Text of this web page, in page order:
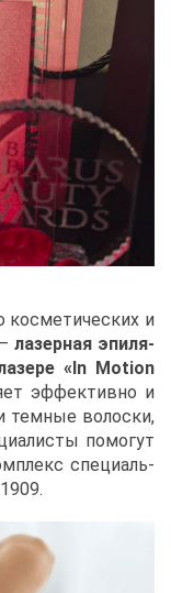
кос­ме­ти­че­ских и
—ла­зер­ная эпи­ля­
«In Motion
эф­фек­тив­но и
тем­ные во­лос­ки,
по­мо­гут
спе­ци­аль­